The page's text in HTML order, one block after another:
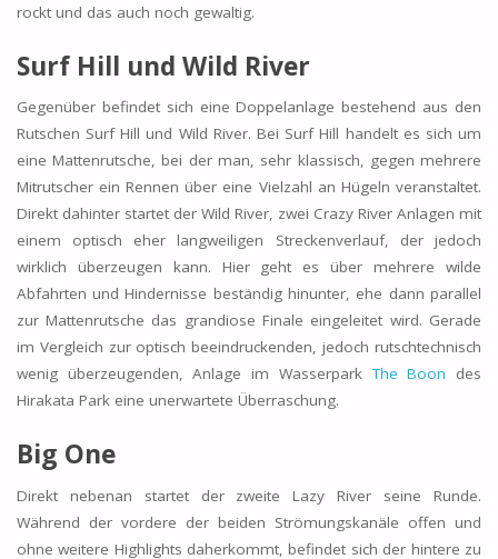
rockt und das auch noch gewaltig.
Surf Hill und Wild River
Gegenüber befindet sich eine Doppelanlage bestehend aus den
Rutschen Surf Hill und Wild River. Bei Surf Hill handelt es sich um
eine Mattenrutsche, bei der man, sehr klassisch, gegen mehrere
Mitrutscher ein Rennen über eine Vielzahl an Hügeln veranstaltet.
Direkt dahinter startet der Wild River, zwei Crazy River Anlagen mit
einem optisch eher langweiligen Streckenverlauf, der jedoch
wirklich überzeugen kann. Hier geht es über mehrere wilde
Abfahrten und Hindernisse beständig hinunter, ehe dann parallel
zur Mattenrutsche das grandiose Finale eingeleitet wird. Gerade
im Vergleich zur optisch beeindruckenden, jedoch rutschtechnisch
wenig überzeugenden, Anlage im WasserparkThe Boon des
Hirakata Park eine unerwartete Überraschung.
Big One
Direkt nebenan startet der zweite Lazy River seine Runde.
Während der vordere der beiden Strömungskanäle offen und
ohne weitere Highlights daherkommt, befindet sich der hintere zu